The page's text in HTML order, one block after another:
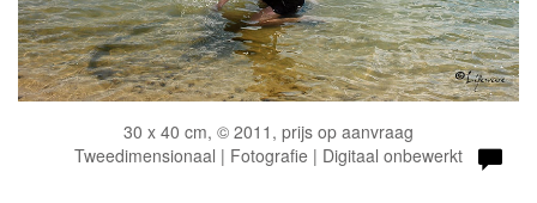
30 x 40 cm, © 2011, prijs op aanvraag
Tweedimensionaal | Fotografie | Digitaal onbewerkt